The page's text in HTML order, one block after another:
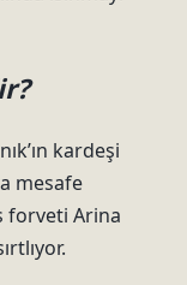
kardeşi
mesafe
forveti Arina